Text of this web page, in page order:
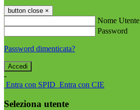
button close ×
Nome Utente
Password
Password dimenticata?
-
Entra con SPID Entra con CIE
Seleziona utente